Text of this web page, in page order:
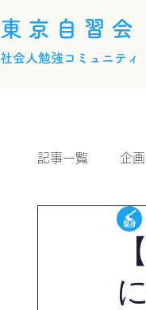
東京自習会
社会人勉強コミュニティ
記事一覧 企